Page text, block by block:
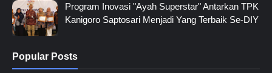
Program Inovasi "Ayah Superstar" Antarkan TPK
Kanigoro Saptosari Menjadi Yang Terbaik Se-DIY
Popular Posts